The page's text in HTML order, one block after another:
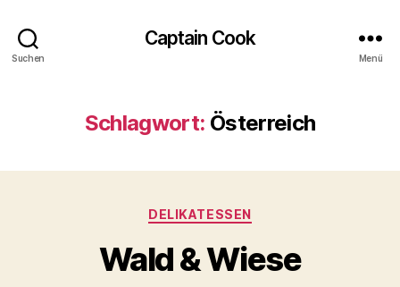
Suchen
Captain Cook
Menü
Schlagwort: Österreich
Kategorien
DELIKATESSEN
Wald & Wiese